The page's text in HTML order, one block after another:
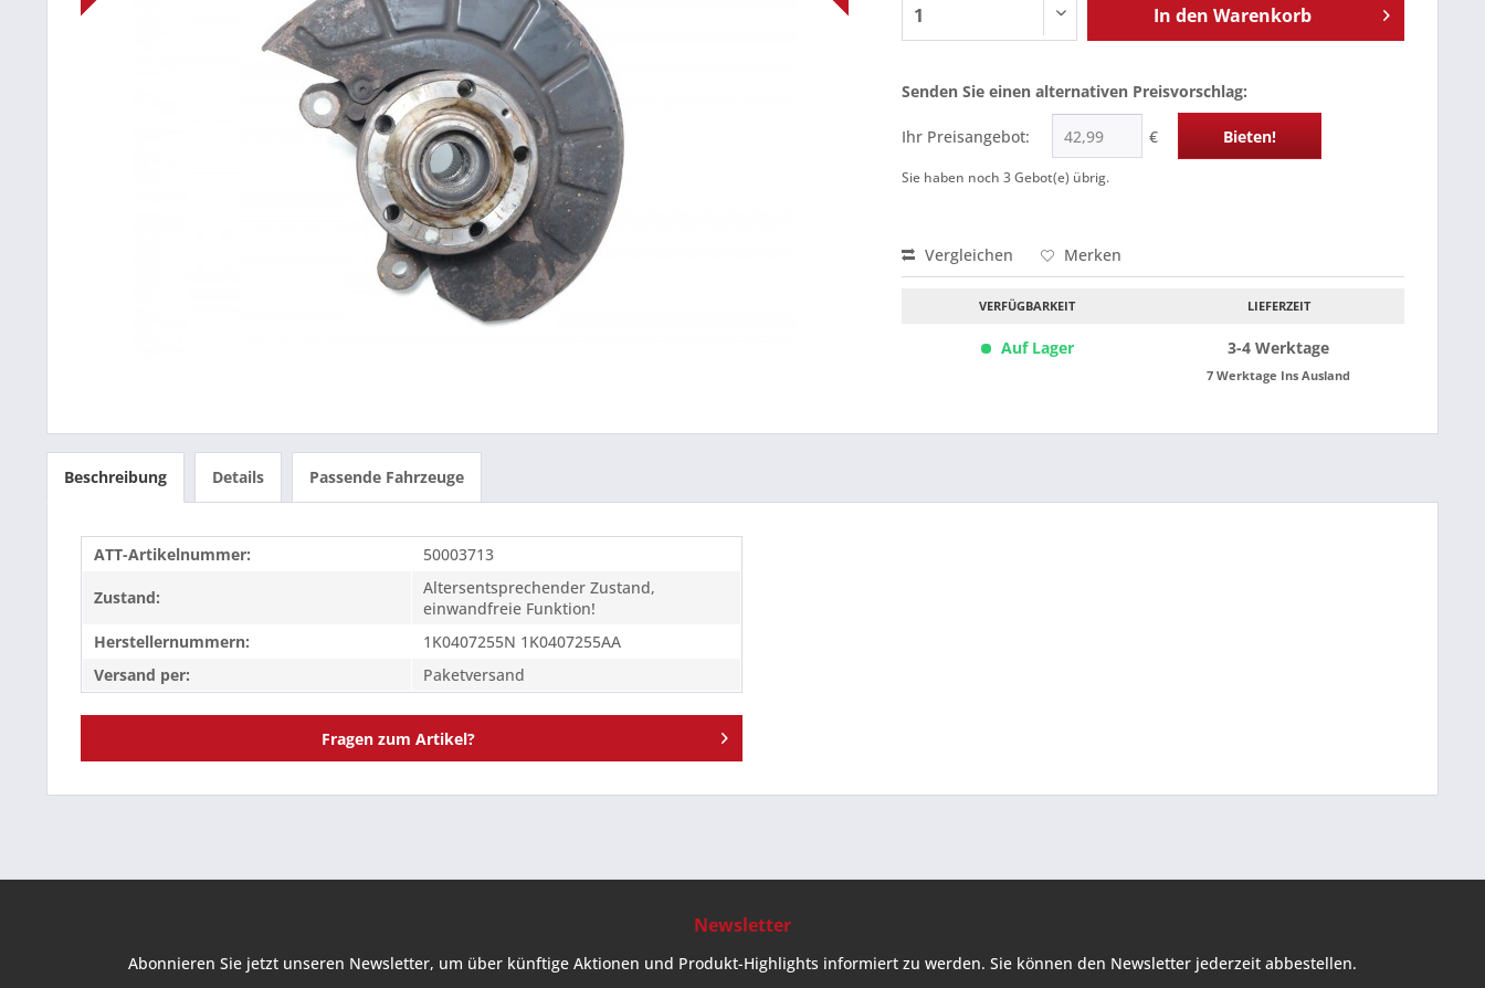
In den Warenkorb
Senden Sie einen alternativen Preisvorschlag:
Ihr Preisangebot: € Bieten!
Sie haben noch 3Gebot(e) übrig.
Vergleichen Merken
VERFÜGBARKEIT
Auf Lager
LIEFERZEIT
3-4 Werktage
7 Werktage Ins Ausland
Beschreibung Details Passende Fahrzeuge
ATT-Artikelnummer: 50003713
Zustand:
Altersentsprechender Zustand,
einwandfreie Funktion!
Herstellernummern:
1K0407255N 1K0407255AA
Versand per:
Paketversand
Fragen zum Artikel?
Newsletter
Abonnieren Sie jetzt unseren Newsletter, um über künftige Aktionen und Produkt-Highlights informiert zu werden. Sie können den Newsletter jederzeit abbestellen.